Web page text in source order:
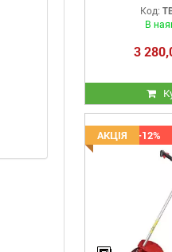
Код:
В
3
Знижка -12%
АКЦІЯ